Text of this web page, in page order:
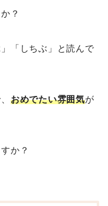
？
「しちぶ」と読んで
おめでたい雰囲気が
か？